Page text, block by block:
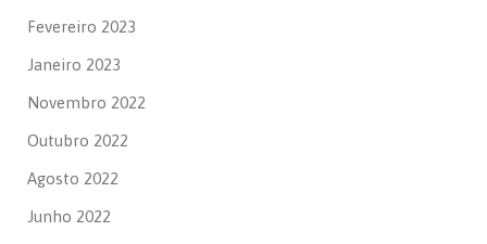
Fevereiro 2023
Janeiro 2023
Novembro 2022
Outubro 2022
Agosto 2022
Junho 2022